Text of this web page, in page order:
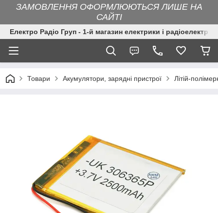
ЗАМОВЛЕННЯ ОФОРМЛЮЮТЬСЯ ЛИШЕ НА
САЙТІ
Електро Радіо Груп - 1-й магазин електрики і
Товари Акумулятори, зарядні пристрої Літій-